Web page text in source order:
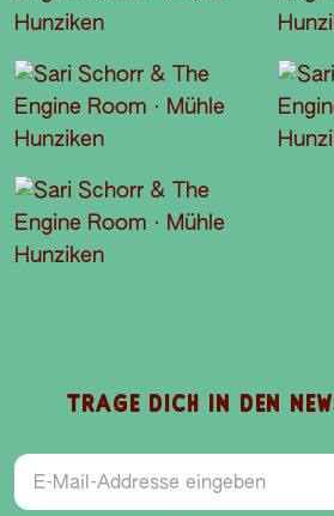
TRAGE DICH IN DEN
E-Mail-Addresse